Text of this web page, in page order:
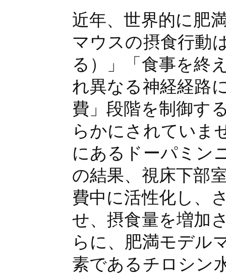
近年、世界的に肥
マウスの摂食行動
る）」「食事を終
れ異なる神経経路
費」段階を制御す
らかにされていま
にあるドーパミン
の結果、視床下部
費中に活性化し、
せ、摂食量を増加
らに、肥満モデル
素であるチロシン